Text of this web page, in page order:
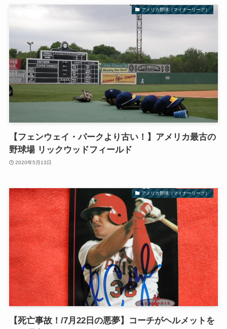
アメリカ野球（マイナーリーグ）
【フェンウェイ・パークより古い！】アメリカ最古の
野球場 リックウッドフィールド
2020年5月13日
アメリカ野球（マイナーリーグ）
【死亡事故！/7月22日の悪夢】コーチがヘルメットを